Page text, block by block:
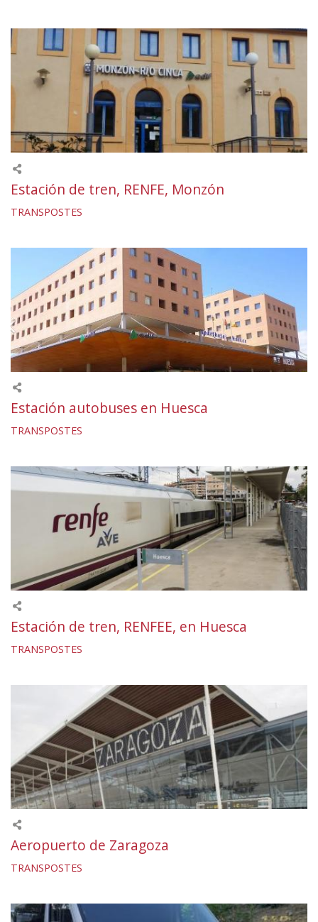
Estación de tren, RENFE, Monzón
TRANSPOSTES
Estación autobuses en Huesca
TRANSPOSTES
Estación de tren, RENFEE, en Huesca
TRANSPOSTES
Aeropuerto de Zaragoza
TRANSPOSTES